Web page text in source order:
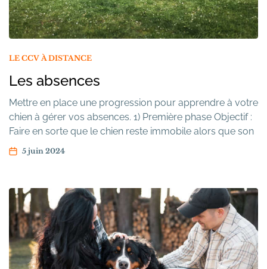
Les absences
LE CCV À DISTANCE
Mettre en place une progression pour apprendre à votre
chien à gérer vos absences. 1) Première phase Objectif :
Faire en sorte que le chien reste immobile alors que son
maître se positionne devant lui. Déroulement de
5 juin 2024